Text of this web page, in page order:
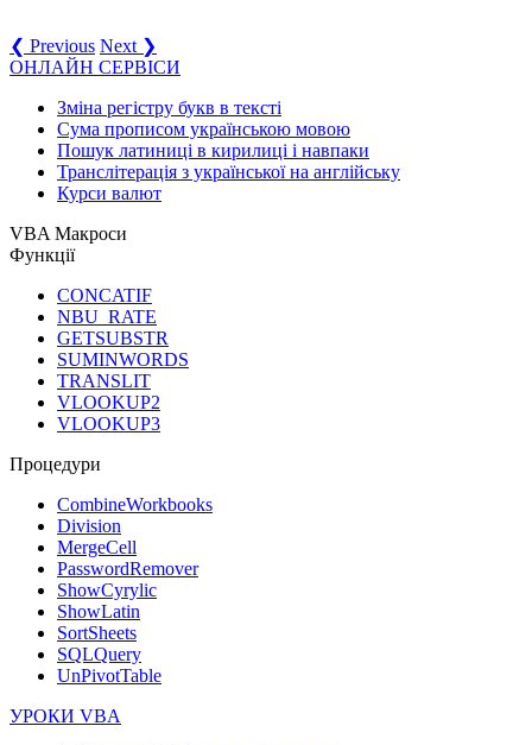
❮ Previous Next ❯
ОНЛАЙН СЕРВІСИ
Зміна регістру букв в тексті
Сума прописом українською мовою
Пошук латиниці в кирилиці і навпаки
Транслітерація з української на англійську
Курси валют
VBA Макроси
Функції
CONCATIF
NBU_RATE
GETSUBSTR
SUMINWORDS
TRANSLIT
VLOOKUP2
VLOOKUP3
Процедури
CombineWorkbooks
Division
MergeCell
PasswordRemover
ShowCyrylic
ShowLatin
SortSheets
SQLQuery
UnPivotTable
УРОКИ VBA